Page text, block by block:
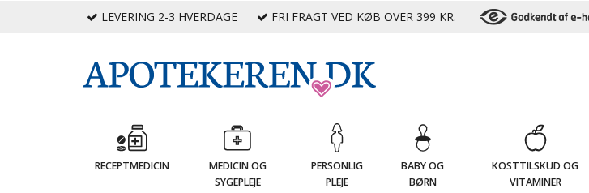
LEVERING 2-3 HVERDAGE FRI FRAGT VED KØB OVER 399 KR.
RECEPTMEDICIN
MEDICIN OG
SYGEPLEJE
PERSONLIG
PLEJE
BABY OG
BØRN
KOSTTILSKUD OG
VITAMINER